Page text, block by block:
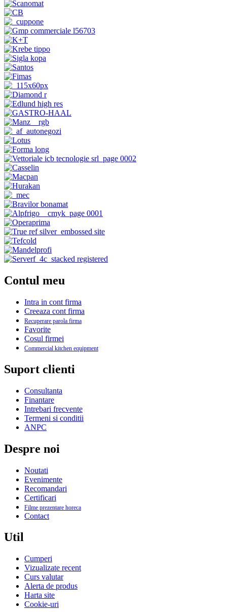
Contul meu
Intra in cont firma
Creeaza cont firma
Recuperare parola firma
Favorite
Cosul firmei
Commercial kitchen equipment
Suport clienti
Consultanta
Finantare
Intrebari frecvente
Termeni si conditii
ANPC
Despre noi
Noutati
Evenimente
Recomandari
Certificari
Filme prezentare horeca
Contact
Util
Cumperi
Vizualizate recent
Curs valutar
Alerta de produs
Harta site
Cookie-uri